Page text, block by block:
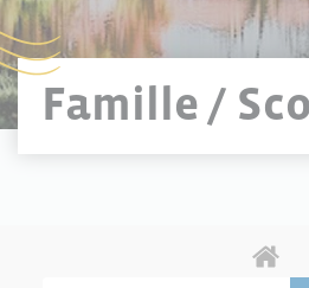
Famille /